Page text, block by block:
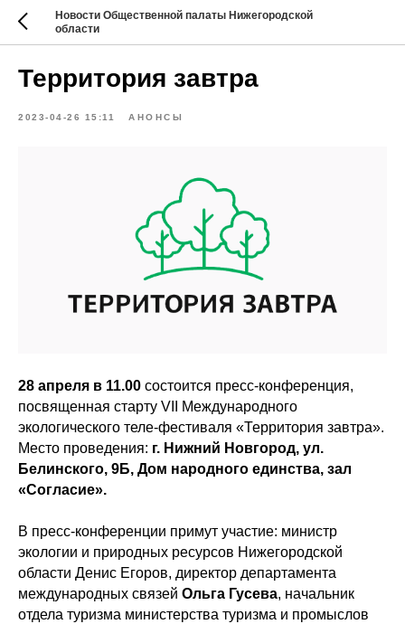
Новости Общественной палаты Нижегородской
области
Территория завтра
2023-04-26 15:11 АНОНСЫ
28 апреля в 11.00 состоится пресс-конференция,
посвященная старту VII Международного
экологического теле-фестиваля «Территория завтра».
Место проведения: г. Нижний Новгород, ул.
Белинского, 9Б, Дом народного единства, зал
«Согласие».
В пресс-конференции примут участие: министр
экологии и природных ресурсов Нижегородской
области Денис Егоров, директор департамента
международных связей Ольга Гусева, начальник
отдела туризма министерства туризма и промыслов